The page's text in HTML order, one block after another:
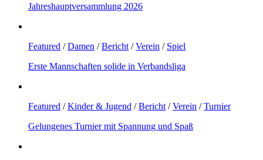
Jahreshauptversammlung 2026
Featured /Damen /Bericht /Verein / Spiel
Erste Mannschaften solide in Verbandsliga
Featured /Kinder & Jugend /Bericht /Verein /Turnier
Gelungenes Turnier mit Spannung und Spaß